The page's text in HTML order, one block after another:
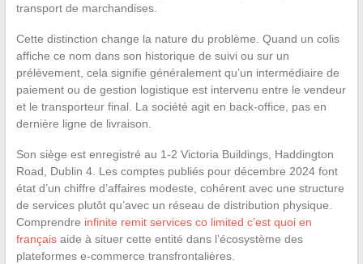
transport de marchandises.
Cette distinction change la nature du problème. Quand un colis
affiche ce nom dans son historique de suivi ou sur un
prélèvement, cela signifie généralement qu’un intermédiaire de
paiement ou de gestion logistique est intervenu entre le vendeur
et le transporteur final. La société agit en back-office, pas en
dernière ligne de livraison.
Son siège est enregistré au 1-2 Victoria Buildings, Haddington
Road, Dublin 4. Les comptes publiés pour décembre 2024 font
état d’un chiffre d’affaires modeste, cohérent avec une structure
de services plutôt qu’avec un réseau de distribution physique.
Comprendre infinite remit services co limited c’est quoi en
françaisaide à situer cette entité dans l’écosystème des
plateformes e-commerce transfrontalières.